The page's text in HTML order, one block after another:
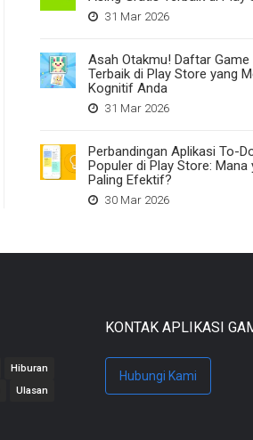
31 Mar 2026
Asah Otakmu! Daftar Game
Terbaik di Play Store yang
Kognitif Anda
31 Mar 2026
Perbandingan Aplikasi To-
Populer di Play Store: Mana
Paling Efektif?
30 Mar 2026
Hiburan
Ulasan
KONTAK APLIKASI
Hubungi Kami